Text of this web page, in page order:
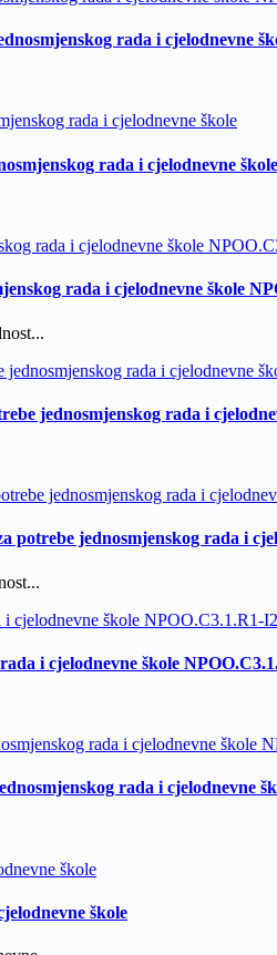
rada i cjelodnevne
rada i cjelodnevne škole
rada i cjelodnevne škole
jednosmjenskog rada i
jednosmjenskog rada i
i cjelodnevne škole
rada i cjelodnevne
škole